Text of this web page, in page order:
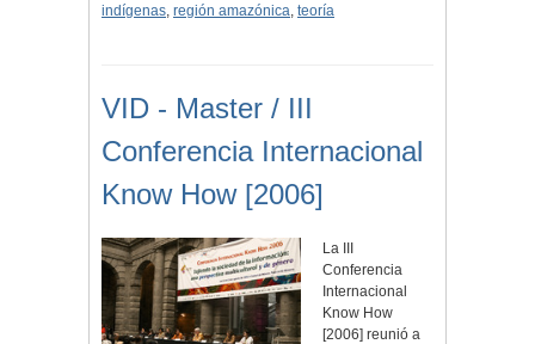
indígenas, región amazónica, teoría
VID - Master / III
Conferencia Internacional
Know How [2006]
La III
Conferencia
Internacional
Know How
[2006] reunió a